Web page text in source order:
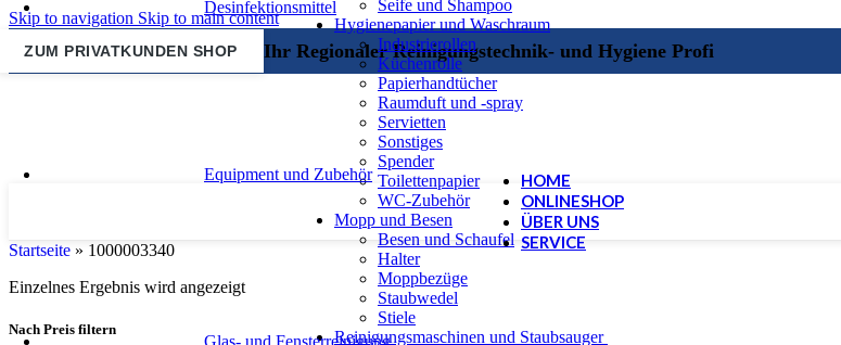
Skip to navigation Skip to main content
ZUM PRIVATKUNDEN SHOP Ihr Regionaler Reinigungstechnik- und Hygiene Profi
Seife und Shampoo
Hygienepapier und Waschraum
Industrierollen
Küchenrolle
Papierhandtücher
Raumduft und -spray
Servietten
Sonstiges
Spender
Toilettenpapier
WC-Zubehör
Mopp und Besen
Besen und Schaufel
Halter
Moppbezüge
Staubwedel
Stiele
Reinigungsmaschinen und Staubsauger
Desinfektionsmittel
Equipment und Zubehör
Glas- und Fensterreinigung
HOME
ONLINESHOP
ÜBER UNS
SERVICE
Startseite » 1000003340
Einzelnes Ergebnis wird angezeigt
Nach Preis filtern